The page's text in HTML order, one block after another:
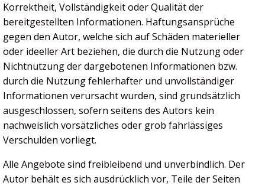
Korrektheit, Vollständigkeit oder Qualität der
bereitgestellten Informationen. Haftungsansprüche
gegen den Autor, welche sich auf Schäden materieller
oder ideeller Art beziehen, die durch die Nutzung oder
Nichtnutzung der dargebotenen Informationen bzw.
durch die Nutzung fehlerhafter und unvollständiger
Informationen verursacht wurden, sind grundsätzlich
ausgeschlossen, sofern seitens des Autors kein
nachweislich vorsätzliches oder grob fahrlässiges
Verschulden vorliegt.
Alle Angebote sind freibleibend und unverbindlich. Der
Autor behält es sich ausdrücklich vor, Teile der Seiten